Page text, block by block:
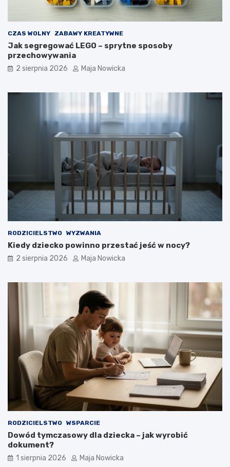
CZAS WOLNY ZABAWY KREATYWNE
Jak segregować LEGO – sprytne sposoby
przechowywania
2 sierpnia 2026 Maja Nowicka
RODZICIELSTWO WYZWANIA
Kiedy dziecko powinno przestać jeść w nocy?
2 sierpnia 2026 Maja Nowicka
RODZICIELSTWO WSPARCIE
Dowód tymczasowy dla dziecka – jak wyrobić
dokument?
1 sierpnia 2026 Maja Nowicka